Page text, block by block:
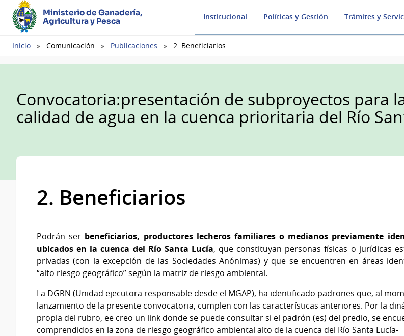
Ministerio de Ganadería,
Agricultura y Pesca
Institucional Políticas y Gestión Trámites y
Ruta
Inicio Comunicación Publicaciones 2. Beneficiarios
Convocatoria:presentación de subproyectos para
calidad de agua en la cuenca prioritaria del Río
2. Beneficiarios
Podrán ser beneficiarios, productores lecheros familiares o medianos previamente
ubicados en la cuenca del Río Santa Lucía, que constituyan personas físicas o jurídicas
privadas (con la excepción de las Sociedades Anónimas) y que se encuentren en áreas
“alto riesgo geográfico” según la matriz de riesgo ambiental.
La DGRN (Unidad ejecutora responsable desde el MGAP), ha identificado padrones que, al
lanzamiento de la presente convocatoria, cumplen con las características anteriores. Por la
propia del rubro, ee creo un link donde se puede consultar si el padrón (es) del predio, se
comprendidos en la zona de riesgo geográfico ambiental alto de la cuenca del Río Santa Lucía-